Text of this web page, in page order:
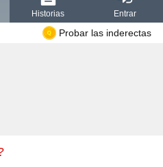
Historias Entrar
Probar las inderectas